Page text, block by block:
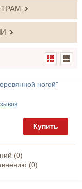
ногой"
Купить
(0)
(0)